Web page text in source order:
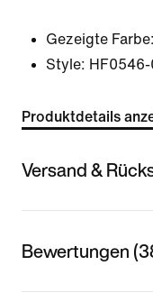
Gezeigte Farbe:
Style: HF0546-
Produktdetails
Versand &
Bewertungen